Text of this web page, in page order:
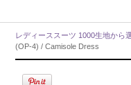
レディーススーツ 1000生地から
(OP-4) / Camisole Dress